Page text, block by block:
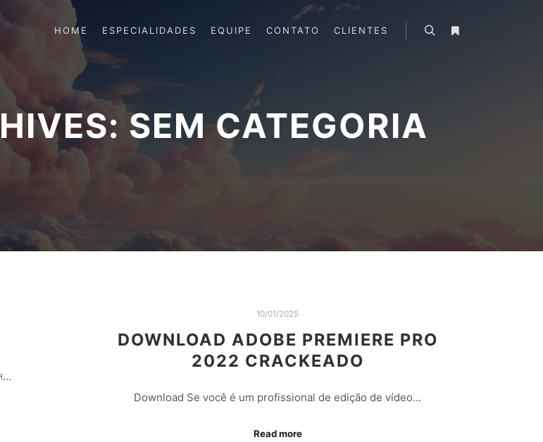
HOME ESPECIALIDADES EQUIPE CONTATO CLIENTES
SEM CATEGORIA
10/01/2025
DOWNLOAD ADOBE PREMIERE PRO
2022 CRACKEADO
Download Se você é um profissional de edição de vídeo…
Read more